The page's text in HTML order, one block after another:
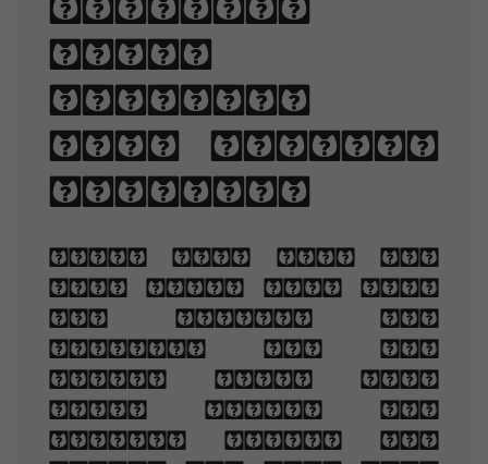
lengths,
line-
spacing,
and letter-
spacing.
When you are old
and grey and full
of sleep, And
nodding by the
fire, take down
this book, And
slowly read, and